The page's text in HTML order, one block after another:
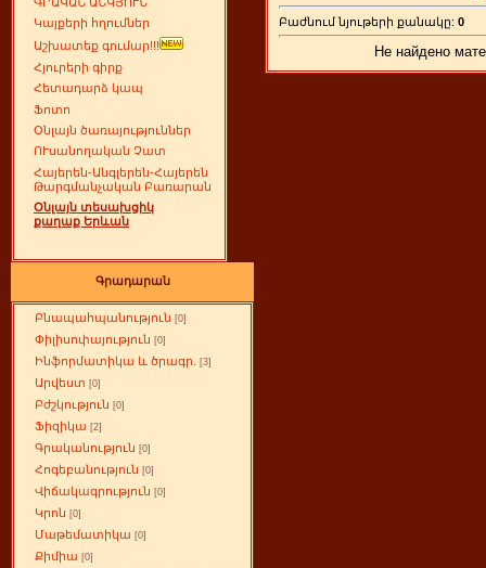
Կայքերի հղումներ
Աշխատեք գումար!!!
Հյուրերի գիրք
Հետադարձ կապ
Ֆոտո
Օնլայն ծառայություններ
ՈՒսանողական Չատ
Հայերեն-Անգլերեն-Հայերեն
Թարգմանչական Բառարան
Օնլայն տեսախցիկ
քաղաք Երևան
Գրադարան
Բնապահպանություն [0]
Փիլիսոփայություն [0]
Ինֆորմատիկա և ծրագր. [3]
Արվեստ [0]
Բժշկություն [0]
Ֆիզիկա [2]
Գրականություն [0]
Հոգեբանություն [0]
Վիճակագրություն [0]
Կրոն [0]
Մաթեմատիկա [0]
Քիմիա [0]
Բաժնում նյութերի քանակը: 0
Не найдено